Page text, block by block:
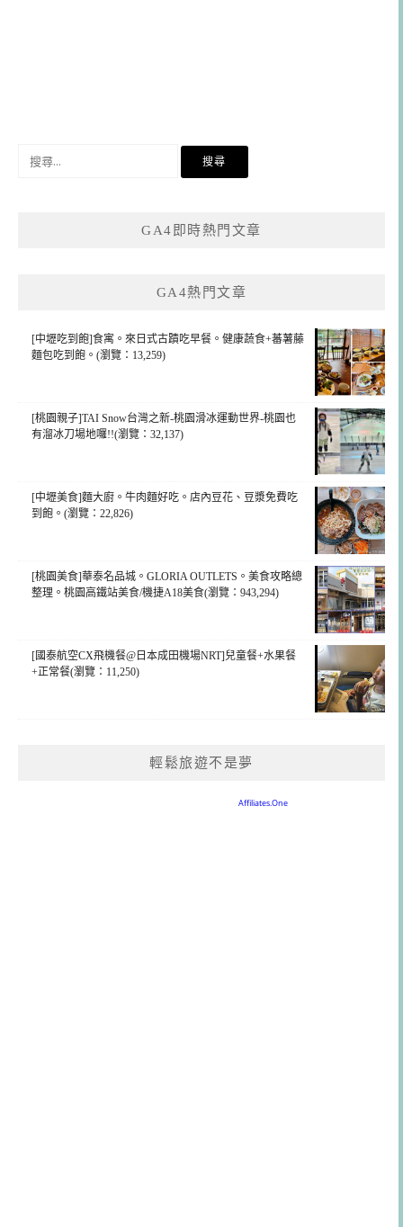
GA4即時熱門文章
GA4熱門文章
[中壢吃到飽]食寓。來日式古蹟吃早餐。健康蔬食+蕃薯藤
麵包吃到飽。(瀏覽：13,259)
[桃園親子]TAI Snow台灣之新-桃園滑冰運動世界-桃園也
有溜冰刀場地囉!!(瀏覽：32,137)
[中壢美食]麵大廚。牛肉麵好吃。店內豆花、豆漿免費吃
到飽。(瀏覽：22,826)
[桃園美食]華泰名品城。GLORIA OUTLETS。美食攻略總
整理。桃園高鐵站美食/機捷A18美食(瀏覽：943,294)
[國泰航空CX飛機餐@日本成田機場NRT]兒童餐+水果餐
+正常餐(瀏覽：11,250)
輕鬆旅遊不是夢